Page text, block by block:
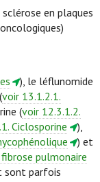
en plaques
), le léflunomide
voir 13.1.2.1.
(voir 12.3.1.2.
Ciclosporine
),
) et
pulmonaire
sont parfois